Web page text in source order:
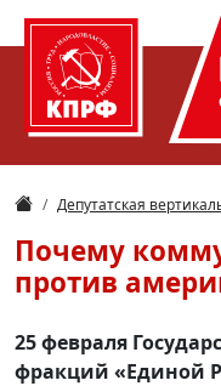
Депутатская
Почему
против
25 февраля
фракций «Единой